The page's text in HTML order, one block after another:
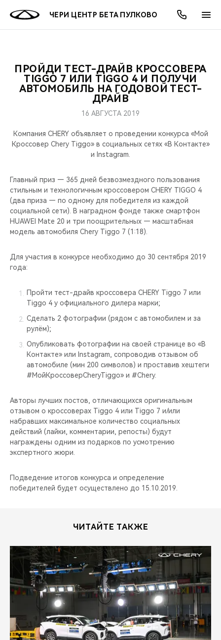
ЧЕРИ ЦЕНТР БЕТА ПУЛКОВО
МОДЕЛИ
НОВИНКИ
ПОКУПАТЕЛЯМ
ВЛАДЕЛЬЦАМ
ПОДДЕРЖКА
МИР CHERY
CHERY В СОЦСЕТЯХ
БЛАГОТВОРИТЕЛЬНОСТЬ
CHERY REMOTE
НАШИ МЕРОПРИЯТИЯ
ВИДЕООБЗОРЫ
CHERY ДЛЯ ДЕТЕЙ
АКЦИИ
ОНЛАЙН СЕРВИСЫ
О КОМПАНИИ
ПРОЙДИ ТЕСТ-ДРАЙВ КРОССОВЕРА
TIGGO 7 ИЛИ TIGGO 4 И ПОЛУЧИ
АВТОМОБИЛЬ НА ГОДОВОЙ ТЕСТ-
ДРАЙВ
16 АВГУСТА 2019
Компания CHERY объявляет о проведении конкурса «Мой
Кроссовер Chery Tiggo» в социальных сетях «В Контакте»
и Instagram.
Главный приз — 365 дней безвозмездного пользования
стильным и технологичным кроссовером CHERY TIGGO 4
(два приза — по одному для победителя из каждой
социальной сети). В наградном фонде также смартфон
HUAWEI Mate 20 и три поощрительных — масштабная
модель автомобиля Chery Tiggo 7 (1:18).
Для участия в конкурсе необходимо до 30 сентября 2019
года:
Пройти тест-драйв кроссовера CHERY Tiggo 7 или
Tiggo 4 у официального дилера марки;
Сделать 2 фотографии (рядом с автомобилем и за
рулём);
Опубликовать фотографии на своей странице во «В
Контакте» или Instagram, сопроводив отзывом об
автомобиле (мин 200 символов) и проставив хештеги
#МойКроссоверCheryTiggo» и #Chery.
Авторы лучших постов, отличающихся оригинальным
отзывом о кроссоверах Tiggo 4 или Tiggo 7 и/или
набравших максимальное количество социальных
действий (лайки, комментарии, репосты) будут
награждены одним из подарков по усмотрению
экспертного жюри.
Подведение итогов конкурса и определение
победителей будет осуществлено до 15.10.2019.
ЧИТАЙТЕ ТАКЖЕ